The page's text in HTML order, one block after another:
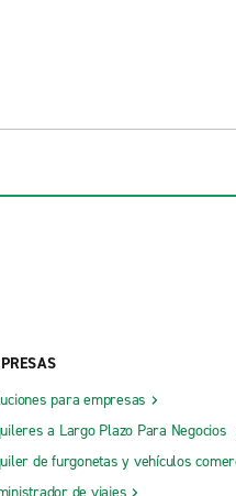
para empresas
a Largo Plazo Para Negocios
de furgonetas y vehículos